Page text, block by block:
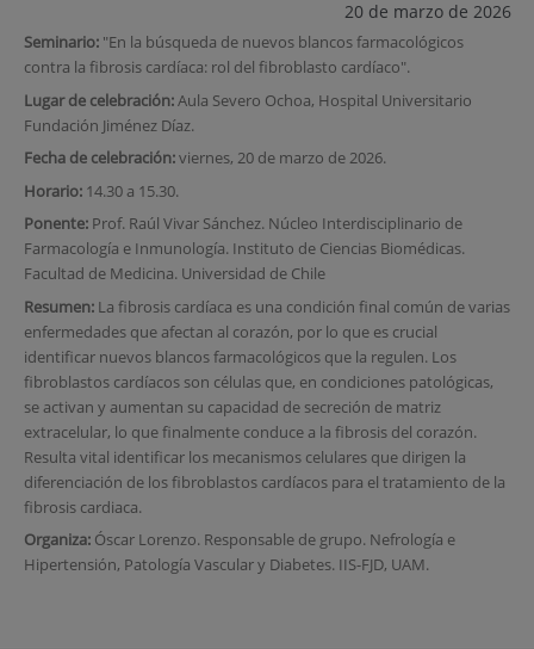
20 de marzo de 2026
Seminario:"En la búsqueda de nuevos blancos farmacológicos
contra la fibrosis cardíaca: rol del fibroblasto cardíaco".
Lugar de celebración:Aula Severo Ochoa, Hospital Universitario
Fundación Jiménez Díaz.
Fecha de celebración:viernes, 20 de marzo de 2026.
Horario:14.30 a 15.30.
Ponente: Prof. Raúl Vivar Sánchez. Núcleo Interdisciplinario de
Farmacología e Inmunología. Instituto de Ciencias Biomédicas.
Facultad de Medicina. Universidad de Chile
Resumen:La fibrosis cardíaca es una condición final común de varias
enfermedades que afectan al corazón, por lo que es crucial
identificar nuevos blancos farmacológicos que la regulen. Los
fibroblastos cardíacos son células que, en condiciones patológicas,
se activan y aumentan su capacidad de secreción de matriz
extracelular, lo que finalmente conduce a la fibrosis del corazón.
Resulta vital identificar los mecanismos celulares que dirigen la
diferenciación de los fibroblastos cardíacos para el tratamiento de la
fibrosis cardiaca.
Organiza:Óscar Lorenzo. Responsable de grupo. Nefrología e
Hipertensión, Patología Vascular y Diabetes. IIS-FJD, UAM.